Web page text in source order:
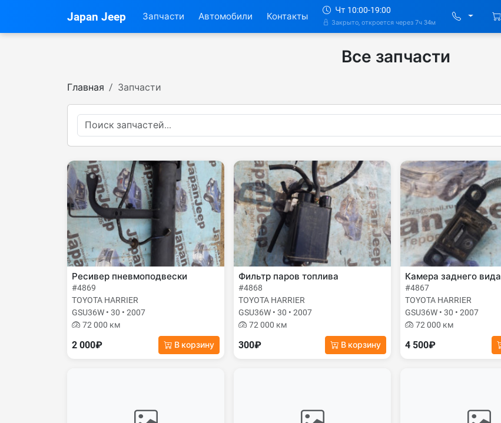
Japan Jeep Запчасти Автомобили Контакты
Чт 10:00-19:00
Закрыто, откроется через 7ч 34м
Все запчасти
Главная Запчасти
Ресивер пневмоподвески
#4869
TOYOTA HARRIER
GSU36W • 30 • 2007
72 000 км
2 000₽ В корзину
Фильтр паров топлива
#4868
TOYOTA HARRIER
GSU36W • 30 • 2007
72 000 км
300₽ В корзину
Камера заднего вида
#4867
TOYOTA HARRIER
GSU36W • 30 • 2007
72 000 км
4 500₽